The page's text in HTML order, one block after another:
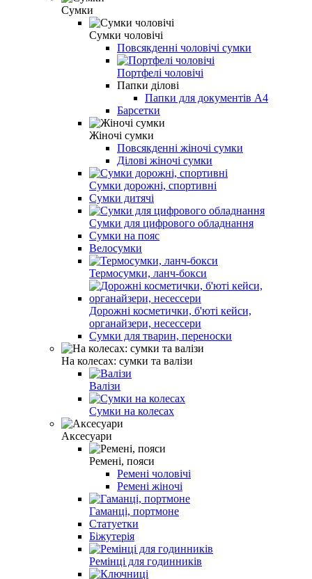
Сумки
Сумки чоловічі
Повсякденні чоловічі сумки
Портфелі чоловічі
Папки ділові
Папки для документів A4
Барсетки
Жіночі сумки
Повсякденні жіночі сумки
Ділові жіночі сумки
Сумки дорожні, спортивні
Сумки дитячі
Сумки для цифрового обладнання
Сумки на пояс
Велосумки
Термосумки, ланч-бокси
Дорожні косметички, б'юті кейси,
органайзери, несессери
Сумки для тварин, переноски
На колесах: сумки та валізи
Валізи
Сумки на колесах
Аксесуари
Ремені, пояси
Ремені чоловічі
Ремені жіночі
Гаманці, портмоне
Статуетки
Біжутерія
Ремінці для годинників